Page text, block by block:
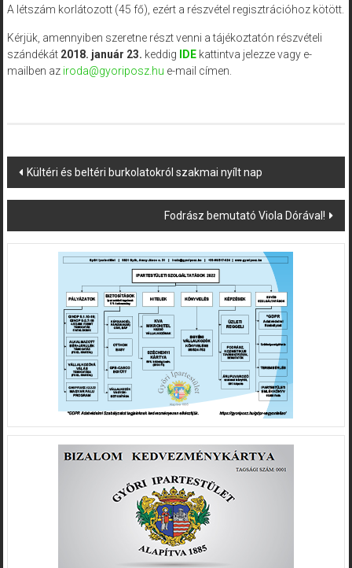
A létszám korlátozott (45 fő), ezért a részvétel regisztrációhoz kötött.
Kérjük, amennyiben szeretne részt venni a tájékoztatón részvételi
szándékát 2018. január 23. keddig IDE kattintva jelezze vagy e-
mailben az iroda@gyoriposz.hu e-mail címen.
Post
navigation
Kültéri és beltéri burkolatokról szakmai nyílt nap
Fodrász bemutató Viola Dórával!